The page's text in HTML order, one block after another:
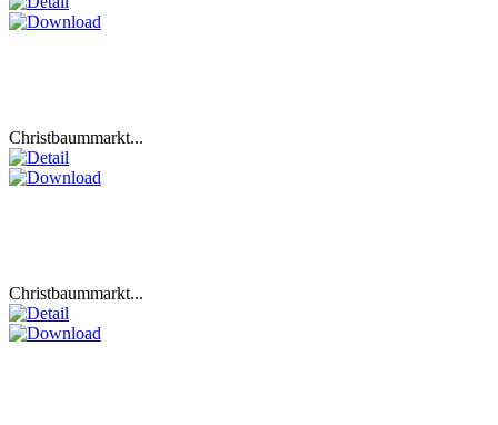
Christbaummarkt...
Christbaummarkt...